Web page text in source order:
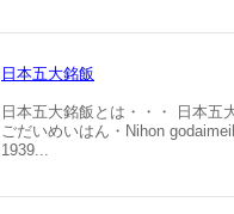
日本五大銘飯
日本五大銘飯とは・・・ 日本五
ごだいめいはん・Nihon
1939...